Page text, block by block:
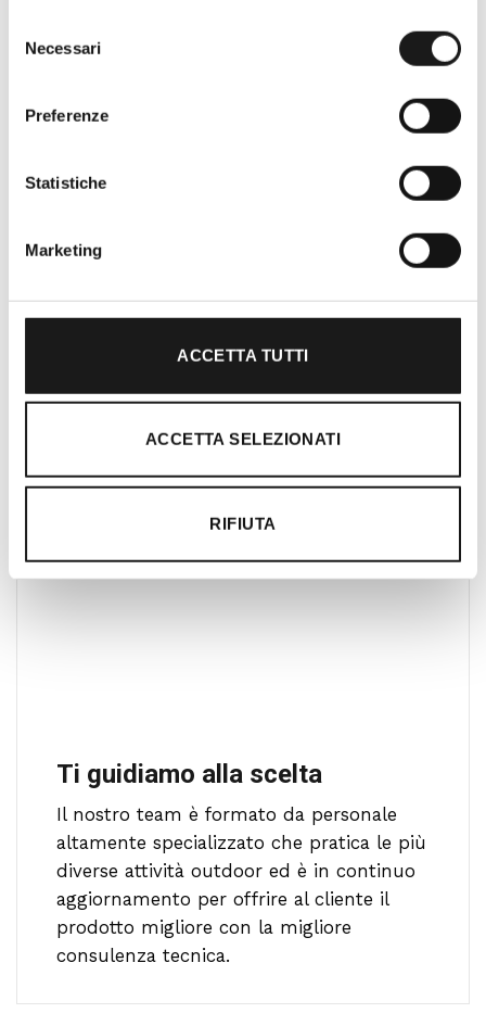
delNecessari
Preferenze
Statistiche
Marketing
ACCETTA TUTTI
ACCETTA SELEZIONATI
RIFIUTA
Nato nel 1990 con il nome di Rifugio
per amanti dell’outdoor a Roma e nel
Lazio. Da sempre soddisfiamo i nostri
l’acquisto un’esperienza formativa e
gratificante.
Ti guidiamo alla scelta
Il nostro team è formato da personale
altamente specializzato che pratica le più
diverse attività outdoor ed è in continuo
aggiornamento per offrire al cliente il
prodotto migliore con la migliore
consulenza tecnica.